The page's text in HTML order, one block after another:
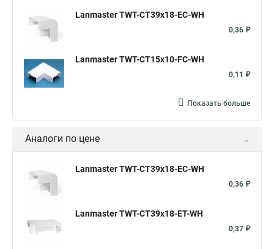
Lanmaster TWT-CT39x18-EC-WH
0,36 ₽
Lanmaster TWT-CT15x10-FC-WH
0,11 ₽
Показать больше
Аналоги по цене
Lanmaster TWT-CT39x18-EC-WH
0,36 ₽
Lanmaster TWT-CT39x18-ET-WH
0,37 ₽